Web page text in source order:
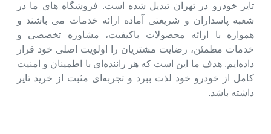
تایر خودرو در تهران تبدیل شده است. فروشگاه های ما در
شعبه پاسداران و شریعتی آماده ارائه خدمات می باشند و
همواره با ارائه محصولات باکیفیت، مشاوره تخصصی و
خدمات مطمئن، رضایت مشتریان را اولویت اصلی خود قرار
داده‌ایم. هدف ما این است که هر راننده‌ای با اطمینان و امنیت
کامل از خودرو خود لذت ببرد و تجربه‌ای مثبت از خرید تایر
داشته باشد.